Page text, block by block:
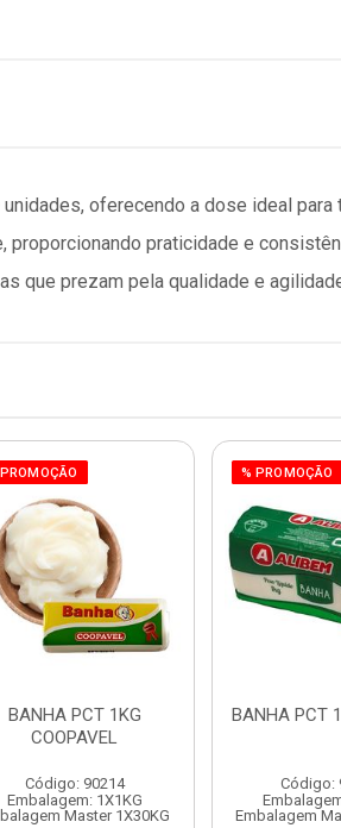
oferecendo a dose ideal
praticidade e
que prezam pela qualidade e
BANHA PCT 1KG
COOPAVEL
Código: 90214
Embalagem: 1X1KG
Master 1X30KG
% PROMOÇÃO
BANHA PCT
Código:
Embalagem